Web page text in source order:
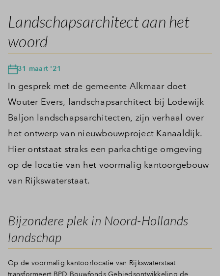
Landschapsarchitect aan het
woord
31 maart '21
In gesprek met de gemeente Alkmaar doet
Wouter Evers, landschapsarchitect bij Lodewijk
Baljon landschapsarchitecten, zijn verhaal over
het ontwerp van nieuwbouwproject Kanaaldijk.
Hier ontstaat straks een parkachtige omgeving
op de locatie van het voormalig kantoorgebouw
van Rijkswaterstaat.
Bijzondere plek in Noord-Hollands
landschap
Op de voormalig kantoorlocatie van Rijkswaterstaat
transformeert BPD Bouwfonds Gebiedsontwikkeling de